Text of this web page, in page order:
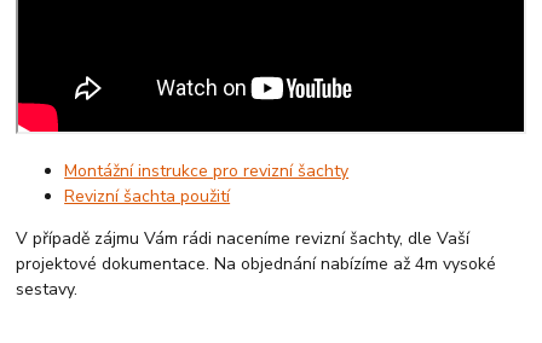
Montážní instrukce pro revizní šachty
Revizní šachta použití
V případě zájmu Vám rádi naceníme revizní šachty, dle Vaší
projektové dokumentace. Na objednání nabízíme až 4m vysoké
sestavy.